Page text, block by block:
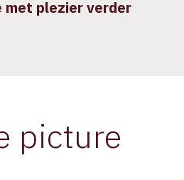
met plezier verder
picture